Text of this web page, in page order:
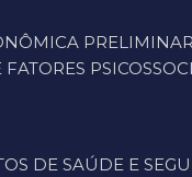
FATORES
DE SAÚDE E